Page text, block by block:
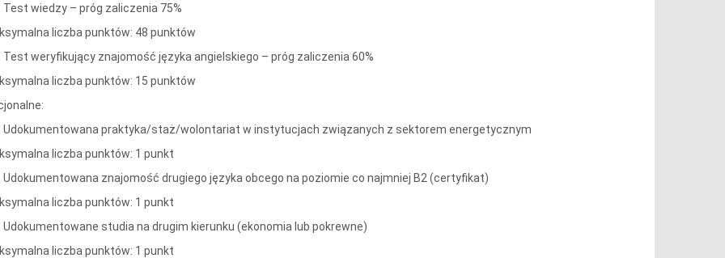
Test wiedzy – próg zaliczenia 75%
liczba punktów: 48 punktów
Test weryfikujący znajomość języka angielskiego – próg zaliczenia 60%
liczba punktów: 15 punktów
Udokumentowana praktyka/staż/wolontariat w instytucjach związanych z sektorem energetycznym
liczba punktów: 1 punkt
Udokumentowana znajomość drugiego języka obcego na poziomie co najmniej B2 (certyfikat)
liczba punktów: 1 punkt
Udokumentowane studia na drugim kierunku (ekonomia lub pokrewne)
liczba punktów: 1 punkt